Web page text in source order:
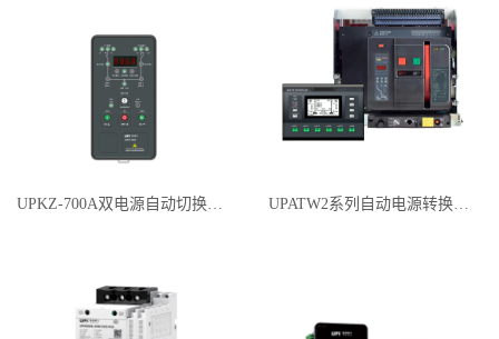
UPKZ-700A双电源自动切换智能控制器 UPATW2系列自动电源转换系统（两进线一母联）